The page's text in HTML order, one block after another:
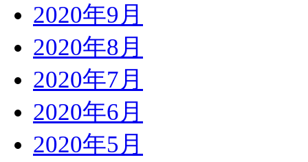
2020年9月
2020年8月
2020年7月
2020年6月
2020年5月